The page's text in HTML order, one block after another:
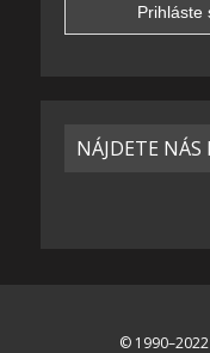
NÁJDETE NÁS
© 1990–2022